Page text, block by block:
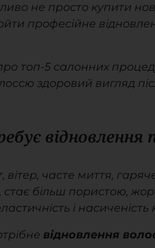
не просто купити
професійне
топ-5 салонних
здоровий вигляд
відновлення
вітер, часте миття,
стає більш пористою,
і насиченість
відновлення